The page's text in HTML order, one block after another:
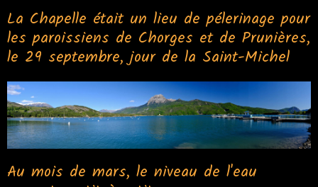
La Chapelle était un lieu de pélerinage pour
les paroissiens de Chorges et de Prunières,
le 29 septembre, jour de la Saint-Michel
Au mois de mars, le niveau de l'eau